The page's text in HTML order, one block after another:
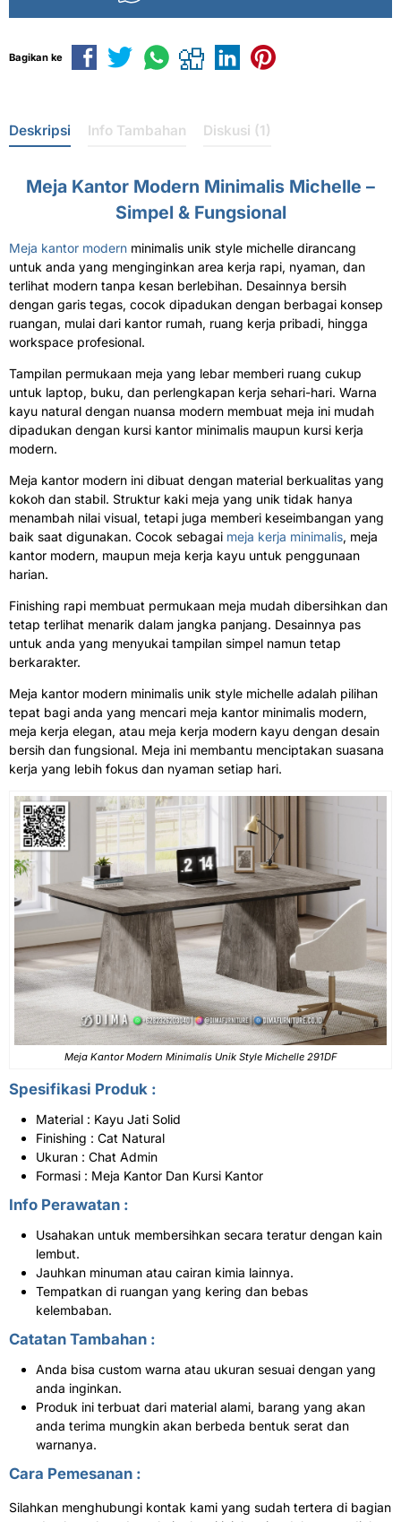
Bagikan ke
Deskripsi Info Tambahan Diskusi (1)
Meja Kantor Modern Minimalis Michelle –
Simpel & Fungsional
Meja kantor modern minimalis unik style michelle dirancang
untuk anda yang menginginkan area kerja rapi, nyaman, dan
terlihat modern tanpa kesan berlebihan. Desainnya bersih
dengan garis tegas, cocok dipadukan dengan berbagai konsep
ruangan, mulai dari kantor rumah, ruang kerja pribadi, hingga
workspace profesional.
Tampilan permukaan meja yang lebar memberi ruang cukup
untuk laptop, buku, dan perlengkapan kerja sehari-hari. Warna
kayu natural dengan nuansa modern membuat meja ini mudah
dipadukan dengan kursi kantor minimalis maupun kursi kerja
modern.
Meja kantor modern ini dibuat dengan material berkualitas yang
kokoh dan stabil. Struktur kaki meja yang unik tidak hanya
menambah nilai visual, tetapi juga memberi keseimbangan yang
baik saat digunakan. Cocok sebagai meja kerja minimalis, meja
kantor modern, maupun meja kerja kayu untuk penggunaan
harian.
Finishing rapi membuat permukaan meja mudah dibersihkan dan
tetap terlihat menarik dalam jangka panjang. Desainnya pas
untuk anda yang menyukai tampilan simpel namun tetap
berkarakter.
Meja kantor modern minimalis unik style michelle adalah pilihan
tepat bagi anda yang mencari meja kantor minimalis modern,
meja kerja elegan, atau meja kerja modern kayu dengan desain
bersih dan fungsional. Meja ini membantu menciptakan suasana
kerja yang lebih fokus dan nyaman setiap hari.
Meja Kantor Modern Minimalis Unik Style Michelle 291DF
Spesifikasi Produk :
Material : Kayu Jati Solid
Finishing : Cat Natural
Ukuran : Chat Admin
Formasi : Meja Kantor Dan Kursi Kantor
Info Perawatan :
Usahakan untuk membersihkan secara teratur dengan kain
lembut.
Jauhkan minuman atau cairan kimia lainnya.
Tempatkan di ruangan yang kering dan bebas
kelembaban.
Catatan Tambahan :
Anda bisa custom warna atau ukuran sesuai dengan yang
anda inginkan.
Produk ini terbuat dari material alami, barang yang akan
anda terima mungkin akan berbeda bentuk serat dan
warnanya.
Cara Pemesanan :
Silahkan menghubungi kontak kami yang sudah tertera di bagian